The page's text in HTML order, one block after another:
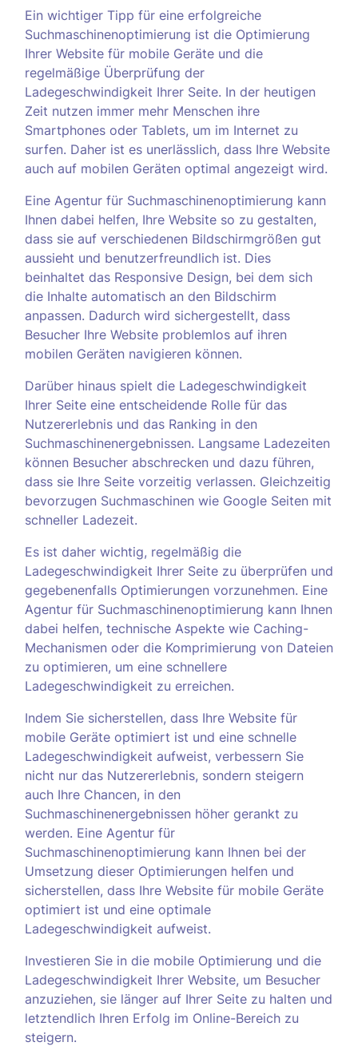
Ein wichtiger Tipp für eine erfolgreiche
Suchmaschinenoptimierung ist die Optimierung
Ihrer Website für mobile Geräte und die
regelmäßige Überprüfung der
Ladegeschwindigkeit Ihrer Seite. In der heutigen
Zeit nutzen immer mehr Menschen ihre
Smartphones oder Tablets, um im Internet zu
surfen. Daher ist es unerlässlich, dass Ihre Website
auch auf mobilen Geräten optimal angezeigt wird.
Eine Agentur für Suchmaschinenoptimierung kann
Ihnen dabei helfen, Ihre Website so zu gestalten,
dass sie auf verschiedenen Bildschirmgrößen gut
aussieht und benutzerfreundlich ist. Dies
beinhaltet das Responsive Design, bei dem sich
die Inhalte automatisch an den Bildschirm
anpassen. Dadurch wird sichergestellt, dass
Besucher Ihre Website problemlos auf ihren
mobilen Geräten navigieren können.
Darüber hinaus spielt die Ladegeschwindigkeit
Ihrer Seite eine entscheidende Rolle für das
Nutzererlebnis und das Ranking in den
Suchmaschinenergebnissen. Langsame Ladezeiten
können Besucher abschrecken und dazu führen,
dass sie Ihre Seite vorzeitig verlassen. Gleichzeitig
bevorzugen Suchmaschinen wie Google Seiten mit
schneller Ladezeit.
Es ist daher wichtig, regelmäßig die
Ladegeschwindigkeit Ihrer Seite zu überprüfen und
gegebenenfalls Optimierungen vorzunehmen. Eine
Agentur für Suchmaschinenoptimierung kann Ihnen
dabei helfen, technische Aspekte wie Caching-
Mechanismen oder die Komprimierung von Dateien
zu optimieren, um eine schnellere
Ladegeschwindigkeit zu erreichen.
Indem Sie sicherstellen, dass Ihre Website für
mobile Geräte optimiert ist und eine schnelle
Ladegeschwindigkeit aufweist, verbessern Sie
nicht nur das Nutzererlebnis, sondern steigern
auch Ihre Chancen, in den
Suchmaschinenergebnissen höher gerankt zu
werden. Eine Agentur für
Suchmaschinenoptimierung kann Ihnen bei der
Umsetzung dieser Optimierungen helfen und
sicherstellen, dass Ihre Website für mobile Geräte
optimiert ist und eine optimale
Ladegeschwindigkeit aufweist.
Investieren Sie in die mobile Optimierung und die
Ladegeschwindigkeit Ihrer Website, um Besucher
anzuziehen, sie länger auf Ihrer Seite zu halten und
letztendlich Ihren Erfolg im Online-Bereich zu
steigern.